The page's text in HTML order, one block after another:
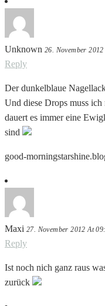
Unknown 26. November
Reply
Der dunkelblaue
Und diese Drops muss
dauert es immer eine
sind
good-
Maxi 27. November 2012 At
Reply
Ist noch nich ganz raus
zurück